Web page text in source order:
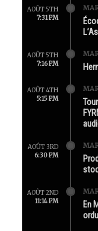
AOÛT 5TH
7:31 PM
AOÛT 5TH
7:16 PM
AOÛT 4TH
5:15 PM
AOÛT 3RD
6:30 PM
AOÛT 2ND
11:14 PM
En